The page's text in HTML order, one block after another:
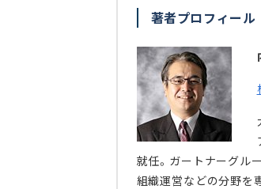
著者プロフィール
就任。ガートナーグル
組織運営などの分野を